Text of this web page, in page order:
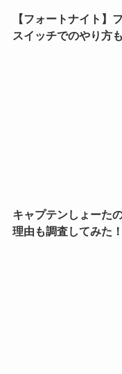
【フォートナイト】
スイッチでのやり方も
キャプテンしょーた
理由も調査してみた！